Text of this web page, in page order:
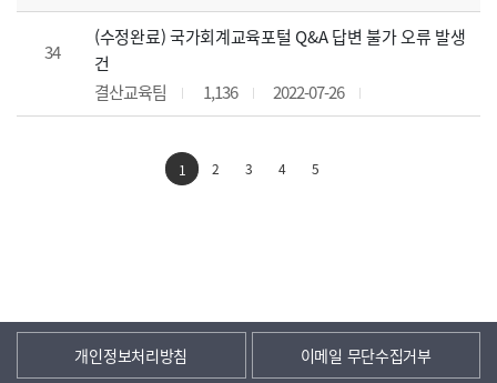
34
(수정완료) 국가회계교육포털 Q&A 답변 불가 오류 발생
건
결산교육팀
1,136 2022-07-26
1 2 3 4 5
개인정보처리방침 이메일 무단수집거부